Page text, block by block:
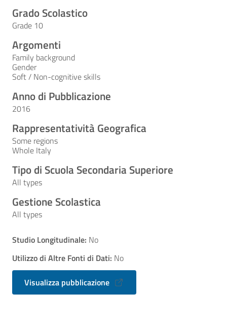
Grado Scolastico
Grade 10
Argomenti
Family background
Gender
Soft / Non-cognitive skills
Anno di Pubblicazione
2016
Rappresentatività Geografica
Some regions
Whole Italy
Tipo di Scuola Secondaria Superiore
All types
Gestione Scolastica
All types
Studio Longitudinale: No
Utilizzo di Altre Fonti di Dati: No
Visualizza pubblicazione